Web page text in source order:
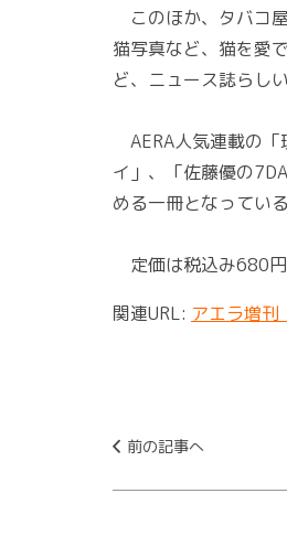
このほか、タバコ
猫写真など、猫を愛
ど、ニュース誌らし
AERA人気連載の「
イ」、「佐藤優の
める一冊となっている
定価は税込み680円
関連URL: アエラ増刊
前の記事へ